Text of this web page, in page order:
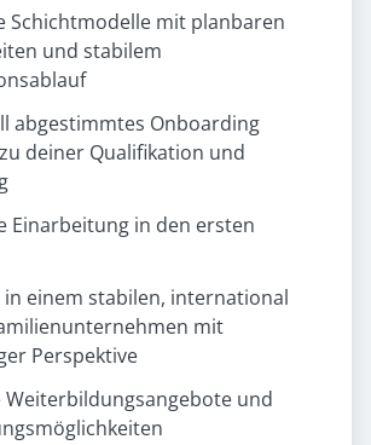
Schichtmodelle mit planbaren
und stabilem
abgestimmtes Onboarding
deiner Qualifikation und
Einarbeitung in den ersten
einem stabilen, international
mit
Perspektive
Weiterbildungsangebote und